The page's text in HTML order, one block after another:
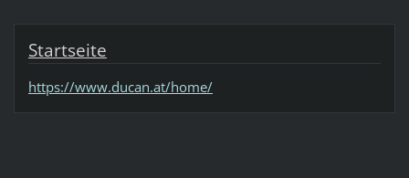
Startseite
https://www.ducan.at/home/